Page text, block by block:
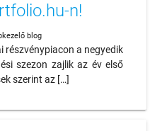
n!
blog
részvénypiacon a negyedik
szezon zajlik az év első
szerint az […]